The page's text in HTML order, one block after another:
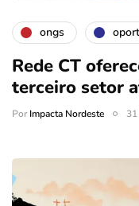
ongs
Rede CT
terceiro setor
PorImpacta Nordeste